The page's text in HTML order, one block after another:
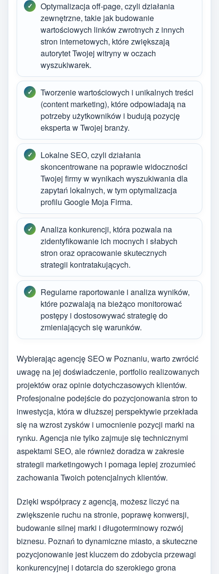
Optymalizacja off-page, czyli działania
zewnętrzne, takie jak budowanie
wartościowych linków zwrotnych z innych
stron internetowych, które zwiększają
autorytet Twojej witryny w oczach
wyszukiwarek.
Tworzenie wartościowych i unikalnych treści
(content marketing), które odpowiadają na
potrzeby użytkowników i budują pozycję
eksperta w Twojej branży.
Lokalne SEO, czyli działania
skoncentrowane na poprawie widoczności
Twojej firmy w wynikach wyszukiwania dla
zapytań lokalnych, w tym optymalizacja
profilu Google Moja Firma.
Analiza konkurencji, która pozwala na
zidentyfikowanie ich mocnych i słabych
stron oraz opracowanie skutecznych
strategii kontratakujących.
Regularne raportowanie i analiza wyników,
które pozwalają na bieżąco monitorować
postępy i dostosowywać strategię do
zmieniających się warunków.
Wybierając agencję SEO w Poznaniu, warto zwrócić
uwagę na jej doświadczenie, portfolio realizowanych
projektów oraz opinie dotychczasowych klientów.
Profesjonalne podejście do pozycjonowania stron to
inwestycja, która w dłuższej perspektywie przekłada
się na wzrost zysków i umocnienie pozycji marki na
rynku. Agencja nie tylko zajmuje się technicznymi
aspektami SEO, ale również doradza w zakresie
strategii marketingowych i pomaga lepiej zrozumieć
zachowania Twoich potencjalnych klientów.
Dzięki współpracy z agencją, możesz liczyć na
zwiększenie ruchu na stronie, poprawę konwersji,
budowanie silnej marki i długoterminowy rozwój
biznesu. Poznań to dynamiczne miasto, a skuteczne
pozycjonowanie jest kluczem do zdobycia przewagi
konkurencyjnej i dotarcia do szerokiego grona